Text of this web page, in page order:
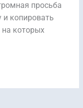
просьба
и копировать
на которых